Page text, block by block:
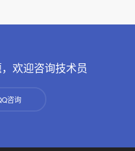
欢迎咨询技术员
咨询